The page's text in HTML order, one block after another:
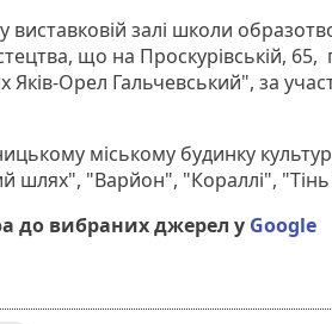
виставковій залі школи
що на Проскурівській,
Яків-Орел Гальчевський", за
міському будинку
шлях", "Варйон", "Кораллі",
до вибраних джерел у Google